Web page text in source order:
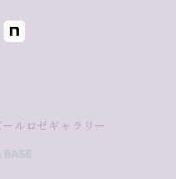
ルロゼギャラリー